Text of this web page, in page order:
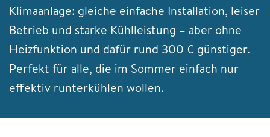
Klimaanlage: gleiche einfache Installation, leiser
Betrieb und starke Kühlleistung – aber ohne
Heizfunktion und dafür rund 300 € günstiger.
Perfekt für alle, die im Sommer einfach nur
effektiv runterkühlen wollen.